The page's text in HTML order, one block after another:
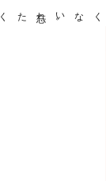
。
忘れたくない。